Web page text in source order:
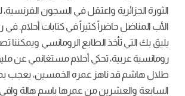
الثورة الجزائرية واعتقل في السجون
الأب المناضل حاضراً كثيراً في كتابات أحلام.في
يليق بك التي تأخذ الطابع الرومانسي
رومانسية عربية، تحكي أحلام مستغانمي عن
طلال هاشم قد ناهز عمره الخمسين، يعجب
السابعة والعشرين من عمرها باسم هالة